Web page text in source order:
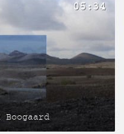
05:34